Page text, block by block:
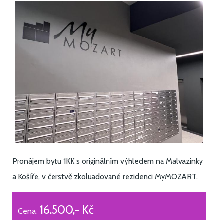
Pronájem bytu 1KK s originálním výhledem na Malvazinky
a Košíře, v čerstvě zkoluadované rezidenci MyMOZART.
Cena: 16.500,- Kč